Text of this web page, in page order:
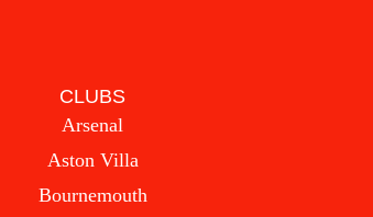
CLUBS
Arsenal
Aston Villa
Bournemouth